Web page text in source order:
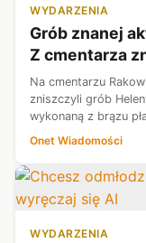
WYDARZENIA
Grób znanej
Z cmentarza
Na cmentarzu
zniszczyli grób
wykonaną z brązu
Onet Wiadomości
WYDARZENIA